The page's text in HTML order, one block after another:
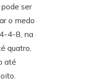
ser
o medo
4-8, na
quatro,
até